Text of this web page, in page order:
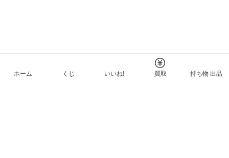
ホーム くじ いいね! 買取 持ち物 出品